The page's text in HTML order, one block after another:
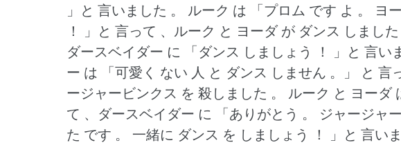
」と 言いました 。
ルーク は 「プロム です よ 。
ヨ
！
」と 言って 、ルーク と ヨーダ が ダンス しました
ダースベイダー に 「ダンス しましょう ！
」と 言い
ー は 「可愛く ない 人 と ダンス しません 。」
と 言
ージャービンクス を 殺しました 。
ルーク と ヨーダ
て 、ダースベイダー に 「ありがとう 。
ジャージャ
た です 。
一緒に ダンス を しましょう ！ 」と 言い